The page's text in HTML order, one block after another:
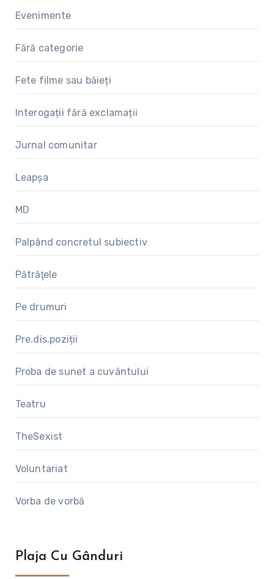
Evenimente
Fără categorie
Fete filme sau băieți
Interogații fără exclamații
Jurnal comunitar
Leapșa
MD
Palpând concretul subiectiv
Pătrăţele
Pe drumuri
Pre.dis.poziții
Proba de sunet a cuvântului
Teatru
TheSexist
Voluntariat
Vorba de vorbă
Plaja Cu Gânduri